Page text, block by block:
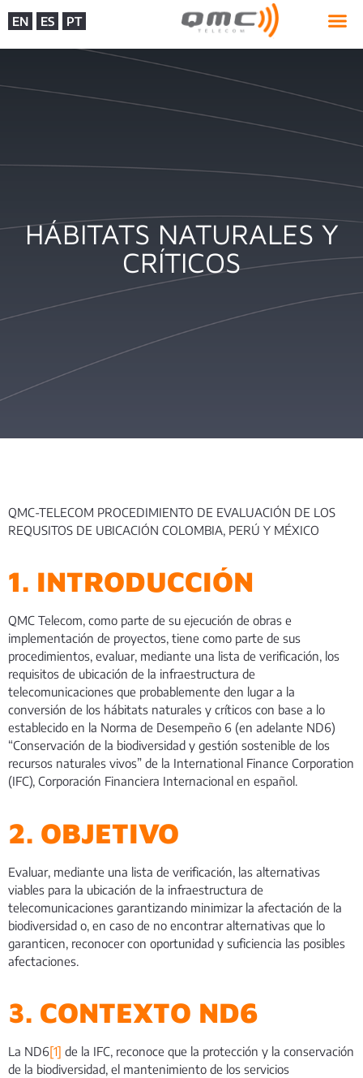
EN ES PT
HÁBITATS NATURALES Y
CRÍTICOS
QMC-TELECOM PROCEDIMIENTO DE EVALUACIÓN DE LOS
REQUSITOS DE UBICACIÓN COLOMBIA, PERÚ Y MÉXICO
1. INTRODUCCIÓN
QMC Telecom, como parte de su ejecución de obras e
implementación de proyectos, tiene como parte de sus
procedimientos, evaluar, mediante una lista de verificación, los
requisitos de ubicación de la infraestructura de
telecomunicaciones que probablemente den lugar a la
conversión de los hábitats naturales y críticos con base a lo
establecido en la Norma de Desempeño 6 (en adelante ND6)
“Conservación de la biodiversidad y gestión sostenible de los
recursos naturales vivos” de la International Finance Corporation
(IFC), Corporación Financiera Internacional en español.
2. OBJETIVO
Evaluar, mediante una lista de verificación, las alternativas
viables para la ubicación de la infraestructura de
telecomunicaciones garantizando minimizar la afectación de la
biodiversidad o, en caso de no encontrar alternativas que lo
garanticen, reconocer con oportunidad y suficiencia las posibles
afectaciones.
3. CONTEXTO ND6
La ND6[1] de la IFC, reconoce que la protección y la conservación
de la biodiversidad, el mantenimiento de los servicios